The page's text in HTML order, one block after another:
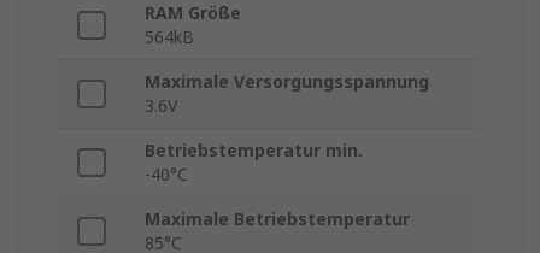
RAM Größe
564kB
Maximale Versorgungsspannung
3.6V
Betriebstemperatur min.
-40°C
Maximale Betriebstemperatur
85°C